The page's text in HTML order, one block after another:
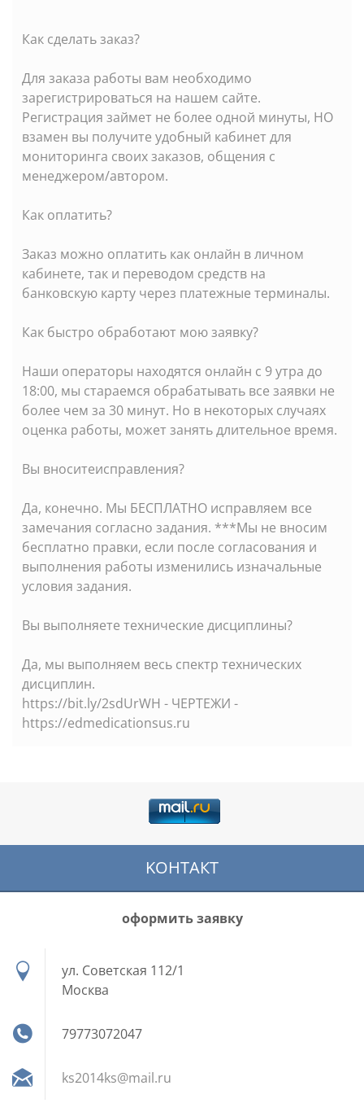
Как сделать заказ?
Для заказа работы вам необходимо
зарегистрироваться на нашем сайте.
Регистрация займет не более одной минуты, НО
взамен вы получите удобный кабинет для
мониторинга своих заказов, общения с
менеджером/автором.
Как оплатить?
Заказ можно оплатить как онлайн в личном
кабинете, так и переводом средств на
банковскую карту через платежные терминалы.
Как быстро обработают мою заявку?
Наши операторы находятся онлайн с 9 утра до
18:00, мы стараемся обрабатывать все заявки не
более чем за 30 минут. Но в некоторых случаях
оценка работы, может занять длительное время.
Вы вноситеисправления?
Да, конечно. Мы БЕСПЛАТНО исправляем все
замечания согласно задания. ***Мы не вносим
бесплатно правки, если после согласования и
выполнения работы изменились изначальные
условия задания.
Вы выполняете технические дисциплины?
Да, мы выполняем весь спектр технических
дисциплин.
https://bit.ly/2sdUrWH - ЧЕРТЕЖИ -
https://edmedicationsus.ru
KOНТАКТ
оформить заявку
ул. Советская 112/1
Москва
79773072047
ks2014ks@mail.ru